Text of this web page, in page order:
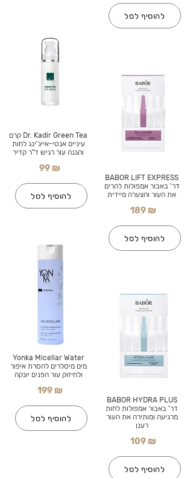
Dr. Kadir Green Tea קרם
עיניים אנטי-אייג'ינג לחות
והגנה עור רגיש ד"ר קדיר
99 ₪
להוסיף לסל
Yonka Micellar Water
מים מיסלרים להסרת איפור
ולחיזוק עור הפנים יונקה
199 ₪
להוסיף לסל
להוסיף לסל
BABOR LIFT EXPRESS
דר' באבור אמפולות להרים
את העור והצערה מיידית
189 ₪
להוסיף לסל
BABOR HYDRA PLUS
דר' באבור אמפולות לחות
מרגיעה ומותירה את העור
רענן
109 ₪
להוסיף לסל